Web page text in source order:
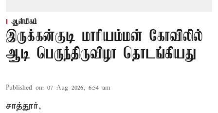
ஆன்மிகம்
இருக்கன்குடி மாரியம்மன் கோவிலில்
ஆடி பெருந்திருவிழா தொடங்கியது
Published on: 07 Aug 2026, 6:54 am
சாத்தூர்,